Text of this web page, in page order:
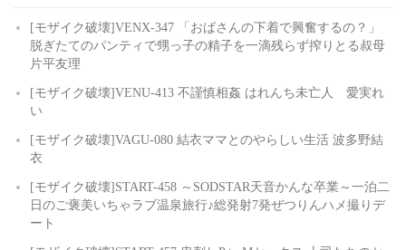
[モザイク破壊]VENX-347 「おばさんの下着で興奮するの？」
脱ぎたてのパンティで甥っ子の精子を一滴残らず搾りとる叔母
片平友理
[モザイク破壊]VENU-413 不謹慎相姦 はれんち未亡人 愛実れ
い
[モザイク破壊]VAGU-080 結衣ママとのやらしい生活 波多野結
衣
[モザイク破壊]START-458 ～SODSTAR天音かんな卒業～一泊二
日のご褒美いちゃラブ温泉旅行♪総発射7発ぜつりんハメ撮りデ
ート